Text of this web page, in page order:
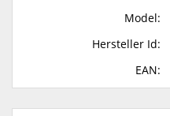
Model:
Hersteller Id:
EAN: